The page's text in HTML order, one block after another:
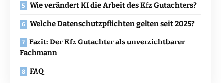
Wie verändert KI die Arbeit des Kfz Gutachters?
Welche Datenschutzpflichten gelten seit 2025?
Fazit: Der Kfz Gutachter als unverzichtbarer
Fachmann
FAQ